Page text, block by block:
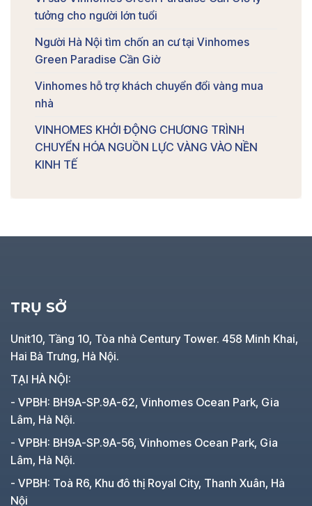
tưởng cho người lớn tuổi
Người Hà Nội tìm chốn an cư tại Vinhomes
Green Paradise Cần Giờ
Vinhomes hỗ trợ khách chuyển đổi vàng mua
nhà
VINHOMES KHỞI ĐỘNG CHƯƠNG TRÌNH
CHUYỂN HÓA NGUỒN LỰC VÀNG VÀO NỀN
KINH TẾ
TRỤ SỞ
Unit10, Tầng 10, Tòa nhà Century Tower. 458 Minh Khai,
Hai Bà Trưng, Hà Nội.
TẠI HÀ NỘI:
- VPBH: BH9A-SP.9A-62, Vinhomes Ocean Park, Gia
Lâm, Hà Nội.
- VPBH: BH9A-SP.9A-56, Vinhomes Ocean Park, Gia
Lâm, Hà Nội.
- VPBH: Toà R6, Khu đô thị Royal City, Thanh Xuân, Hà
Nội